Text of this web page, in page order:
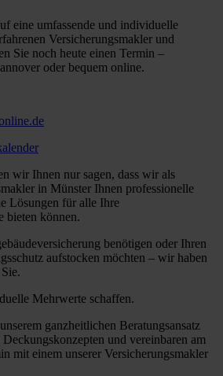
eine umfassende und individuelle
Versicherungsmakler und
Sie noch heute einen Termin –
oder bequem online.
wir Ihnen nur sagen, dass wir als
in Münster Ihnen professionelle
Lösungen für alle Ihre
bieten können.
benötigen oder Ihren
aufstocken möchten – wir haben
Mehrwerte schaffen.
ganzheitlichen Beratungsansatz
und vereinbaren am
mit einem unserer Versicherungsmakler